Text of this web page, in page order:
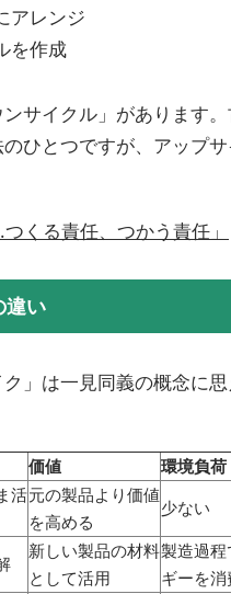
アレンジ
を作成
サイクル」があります
ひとつですが、アップ
くる責任、つかう責任」
違い
」は一見同義の概念
価値
環境負荷
活元の製品より価値
を高める
少ない
新しい製品の材料
として活用
製造過
ギーを消